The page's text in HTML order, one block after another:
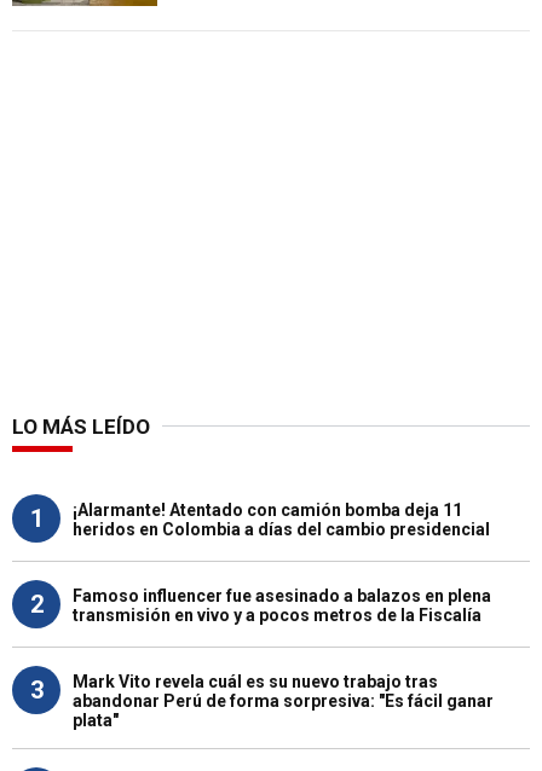
LO MÁS LEÍDO
1
¡Alarmante! Atentado con camión bomba deja 11
heridos en Colombia a días del cambio presidencial
2
Famoso influencer fue asesinado a balazos en plena
transmisión en vivo y a pocos metros de la Fiscalía
3
Mark Vito revela cuál es su nuevo trabajo tras
abandonar Perú de forma sorpresiva: "Es fácil ganar
plata"